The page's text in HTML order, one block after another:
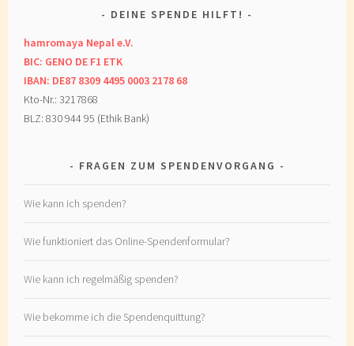
DEINE SPENDE HILFT!
hamromaya Nepal e.V.
BIC: GENO DE F1 ETK
IBAN: DE87 8309 4495 0003 2178 68
Kto-Nr.: 3217868
BLZ: 830 944 95 (Ethik Bank)
FRAGEN ZUM SPENDENVORGANG
Wie kann ich spenden?
Wie funktioniert das Online-Spendenformular?
Wie kann ich regelmäßig spenden?
Wie bekomme ich die Spendenquittung?